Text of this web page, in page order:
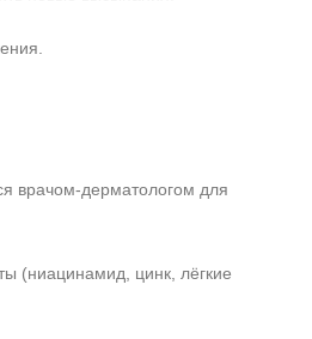
врачом-дерматологом для
(ниацинамид, цинк, лёгкие